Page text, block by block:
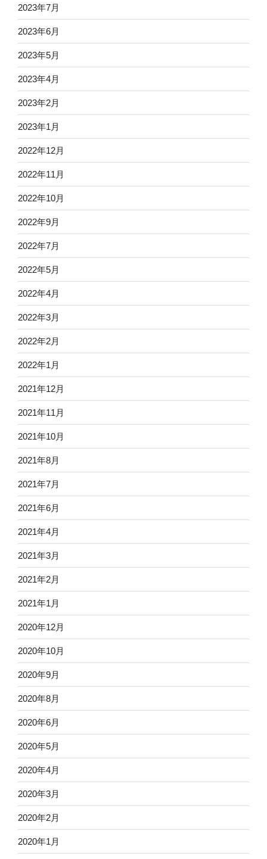
2023年7月
2023年6月
2023年5月
2023年4月
2023年2月
2023年1月
2022年12月
2022年11月
2022年10月
2022年9月
2022年7月
2022年5月
2022年4月
2022年3月
2022年2月
2022年1月
2021年12月
2021年11月
2021年10月
2021年8月
2021年7月
2021年6月
2021年4月
2021年3月
2021年2月
2021年1月
2020年12月
2020年10月
2020年9月
2020年8月
2020年6月
2020年5月
2020年4月
2020年3月
2020年2月
2020年1月